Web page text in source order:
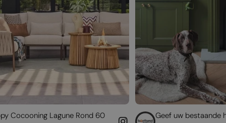
Rond 60
Geef uw bestaande haard een nieuw